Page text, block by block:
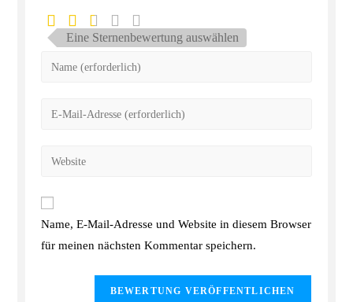
Eine Sternenbewertung auswählen
Name, E-Mail-Adresse und Website in diesem Browser
für meinen nächsten Kommentar speichern.